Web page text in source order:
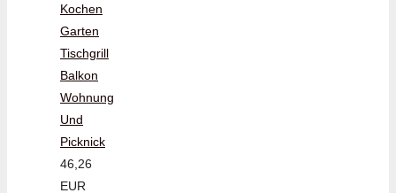
Kochen
Garten
Tischgrill
Balkon
Wohnung
Und
Picknick
46,26
EUR